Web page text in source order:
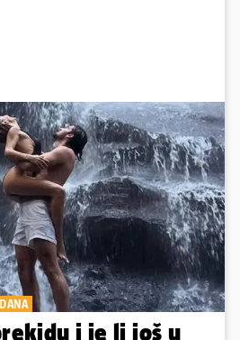
i je li još u